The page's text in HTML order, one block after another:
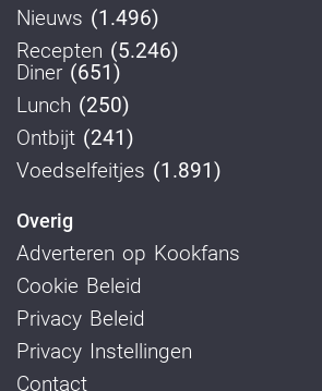
Nieuws (1.496)
Recepten (5.246)
Diner (651)
Lunch (250)
Ontbijt (241)
Voedselfeitjes (1.891)
Overig
Adverteren op Kookfans
Cookie Beleid
Privacy Beleid
Privacy Instellingen
Contact